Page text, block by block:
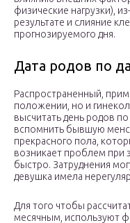
физические нагрузки),
результате и слияние
прогнозируемого дня.
Дата родов по
Распространенный,
положении, но и
высчитать день родов
вспомнить бывшую
прекрасного пола,
возникает проблем при
быстро. Затруднения
девушка имела
Для того чтобы
месячным, используют